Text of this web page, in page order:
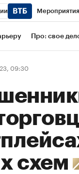
Мероприятия
ОбразованиеПро: свое
09:30
схем